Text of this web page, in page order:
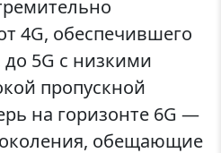
4G, обеспечившего
5G с низкими
пропускной
на горизонте 6G —
обещающие